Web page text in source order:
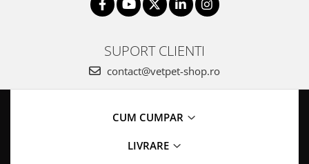
SUPORT CLIENTI
contact@vetpet-shop.ro
CUM CUMPAR
LIVRARE